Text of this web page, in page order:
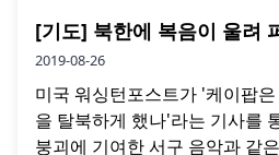
[기도] 북한에 복음이 울려
2019-08-26
미국 워싱턴포스트가 '케이팝
을 탈북하게 했나'라는 기사를
붕괴에 기여한 서구 음악과 같